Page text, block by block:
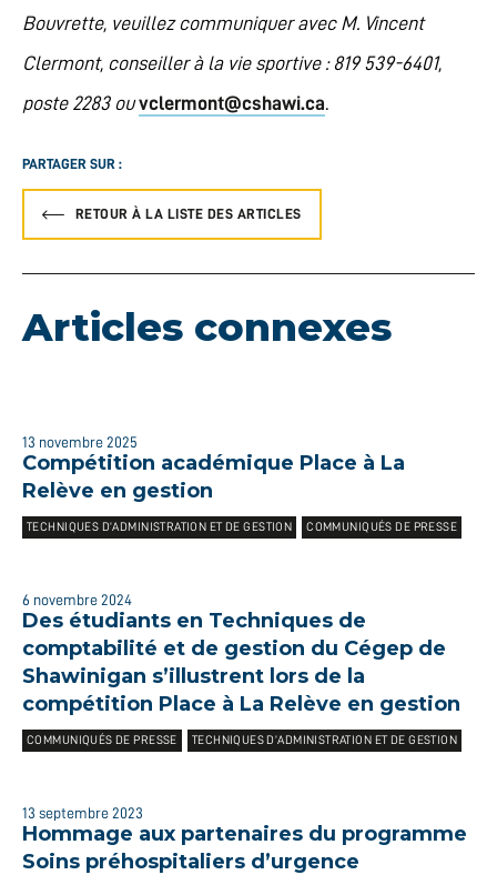
Bouvrette, veuillez communiquer avec M. Vincent
Clermont, conseiller à la vie sportive : 819 539-6401,
poste 2283 ouvclermont@cshawi.ca.
PARTAGER SUR :
RETOUR À LA LISTE DES ARTICLES
Articles connexes
13 novembre 2025
Compétition académique Place à La
Relève en gestion
TECHNIQUES D’ADMINISTRATION ET DE GESTION COMMUNIQUÉS DE PRESSE
6 novembre 2024
Des étudiants en Techniques de
comptabilité et de gestion du Cégep de
Shawinigan s’illustrent lors de la
compétition Place à La Relève en gestion
COMMUNIQUÉS DE PRESSE TECHNIQUES D’ADMINISTRATION ET DE GESTION
13 septembre 2023
Hommage aux partenaires du programme
Soins préhospitaliers d’urgence